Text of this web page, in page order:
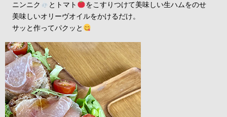
ニンニク
とトマト
をこすりつけて美味しい生ハムをのせ
美味しいオリーヴオイルをかけるだけ。
サッと作ってパクッと